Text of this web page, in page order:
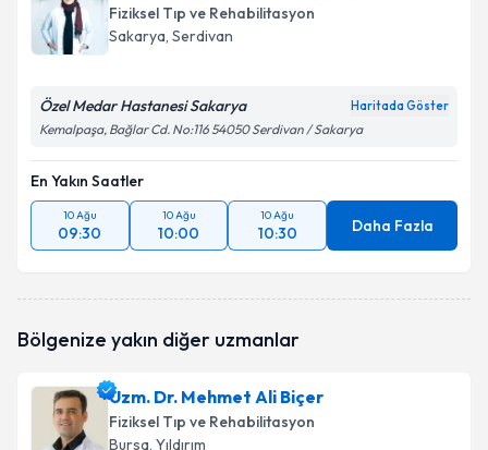
Fiziksel Tıp ve Rehabilitasyon
Sakarya, Serdivan
Özel Medar Hastanesi Sakarya Haritada Göster
Kemalpaşa, Bağlar Cd. No:116 54050 Serdivan / Sakarya
En Yakın Saatler
10 Ağu
09:30
10 Ağu
10:00
10 Ağu
10:30 Daha Fazla
Bölgenize yakın diğer uzmanlar
Uzm. Dr. Mehmet Ali Biçer
Fiziksel Tıp ve Rehabilitasyon
Bursa, Yıldırım